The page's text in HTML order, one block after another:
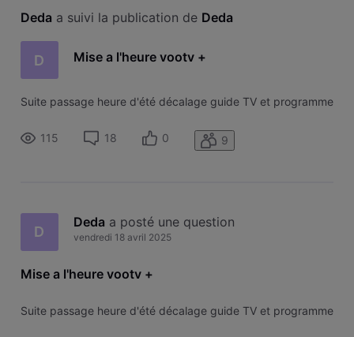
Deda a suivi la publication de Deda
D Mise a l'heure vootv +
Suite passage heure d'été décalage guide TV et programme
115 18 0 9
D
Deda a posté une question
vendredi 18 avril 2025
Mise a l'heure vootv +
Suite passage heure d'été décalage guide TV et programme